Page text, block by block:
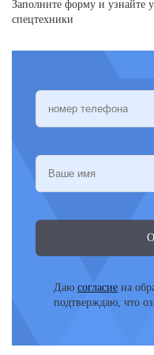
Заполните форму и узнайте
спецтехники
Даю согласие на
подтверждаю, что